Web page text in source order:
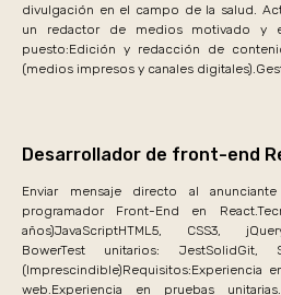
divulgación en el campo de la salud.
un redactor de medios motivado y
puesto:Edición y redacción de
(medios impresos y canales
Desarrollador de front-end
Enviar mensaje directo al
programador Front-End en
años)JavaScriptHTML5, CSS3,
BowerTest unitarios: JestSolidGit,
(Imprescindible)Requisitos:Experiencia
web.Experiencia en pruebas